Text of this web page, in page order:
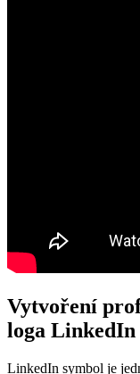
Vytvoření
loga LinkedIn
LinkedIn symbol je